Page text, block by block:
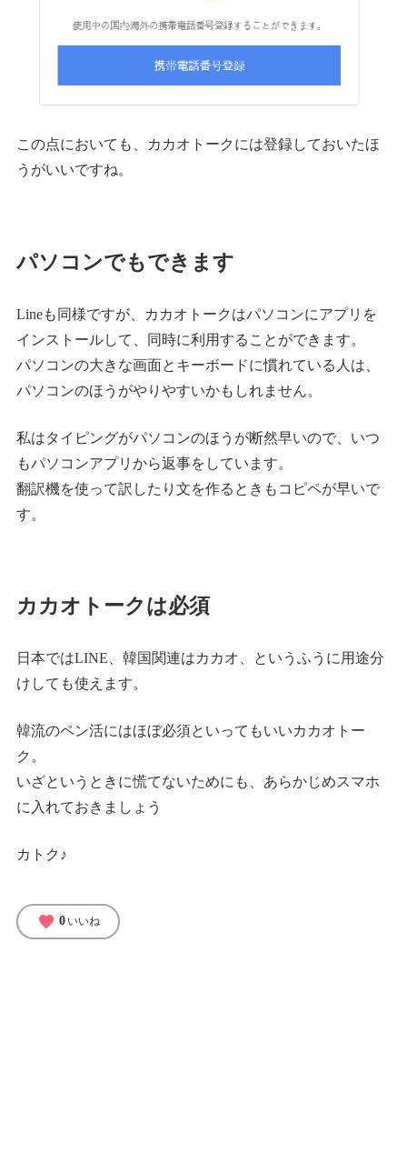
この点においても、カカオトークには登録しておいたほ
うがいいですね。
パソコンでもできます
Lineも同様ですが、カカオトークはパソコンにアプリを
インストールして、同時に利用することができます。
パソコンの大きな画面とキーボードに慣れている人は、
パソコンのほうがやりやすいかもしれません。
私はタイピングがパソコンのほうが断然早いので、いつ
もパソコンアプリから返事をしています。
翻訳機を使って訳したり文を作るときもコピペが早いで
す。
カカオトークは必須
日本ではLINE、韓国関連はカカオ、というふうに用途分
けしても使えます。
韓流のペン活にはほぼ必須といってもいいカカオトー
ク。
いざというときに慌てないためにも、あらかじめスマホ
に入れておきましょう
カトク♪
favorite 0 いいね